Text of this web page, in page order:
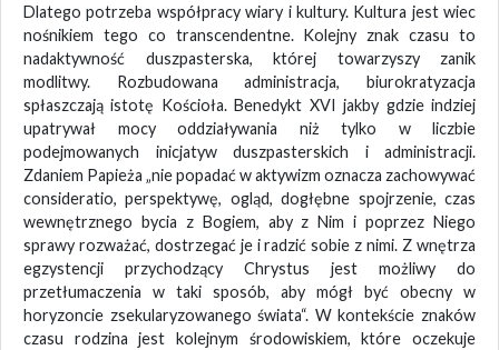
Dlatego potrzeba współpracy wiary i kultury. Kultura jest wiec
nośnikiem tego co transcendentne. Kolejny znak czasu to
nadaktywność duszpasterska, której towarzyszy zanik
modlitwy. Rozbudowana administracja, biurokratyzacja
spłaszczają istotę Kościoła. Benedykt XVI jakby gdzie indziej
upatrywał mocy oddziaływania niż tylko w liczbie
podejmowanych inicjatyw duszpasterskich i administracji.
Zdaniem Papieża „nie popadać w aktywizm oznacza zachowywać
consideratio, perspektywę, ogląd, dogłębne spojrzenie, czas
wewnętrznego bycia z Bogiem, aby z Nim i poprzez Niego
sprawy rozważać, dostrzegać je i radzić sobie z nimi. Z wnętrza
egzystencji przychodzący Chrystus jest możliwy do
przetłumaczenia w taki sposób, aby mógł być obecny w
horyzoncie zsekularyzowanego świata“. W kontekście znaków
czasu rodzina jest kolejnym środowiskiem, które oczekuje